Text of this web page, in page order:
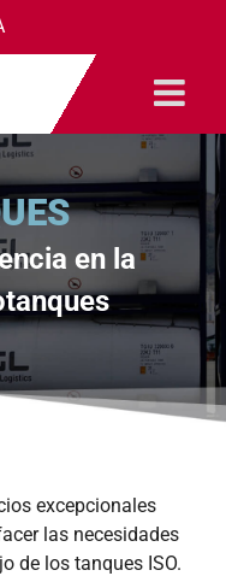
en la
excepcionales
las necesidades
de los tanques ISO.